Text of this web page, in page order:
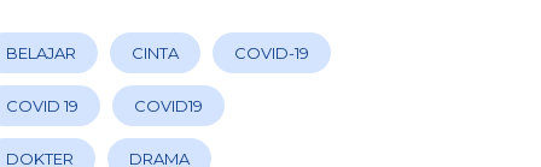
BELAJAR CINTA COVID-19
COVID 19 COVID19
DOKTER DRAMA